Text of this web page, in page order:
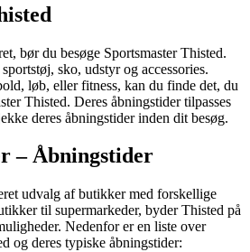
bør du besøge Sportsmaster Thisted.
sko, udstyr og accessories.
løb, eller fitness, kan du finde det, du
Thisted. Deres åbningstider tilpasses
deres åbningstider inden dit besøg.
– Åbningstider
udvalg af butikker med forskellige
til supermarkeder, byder Thisted på
Nedenfor er en liste over
og deres typiske åbningstider: